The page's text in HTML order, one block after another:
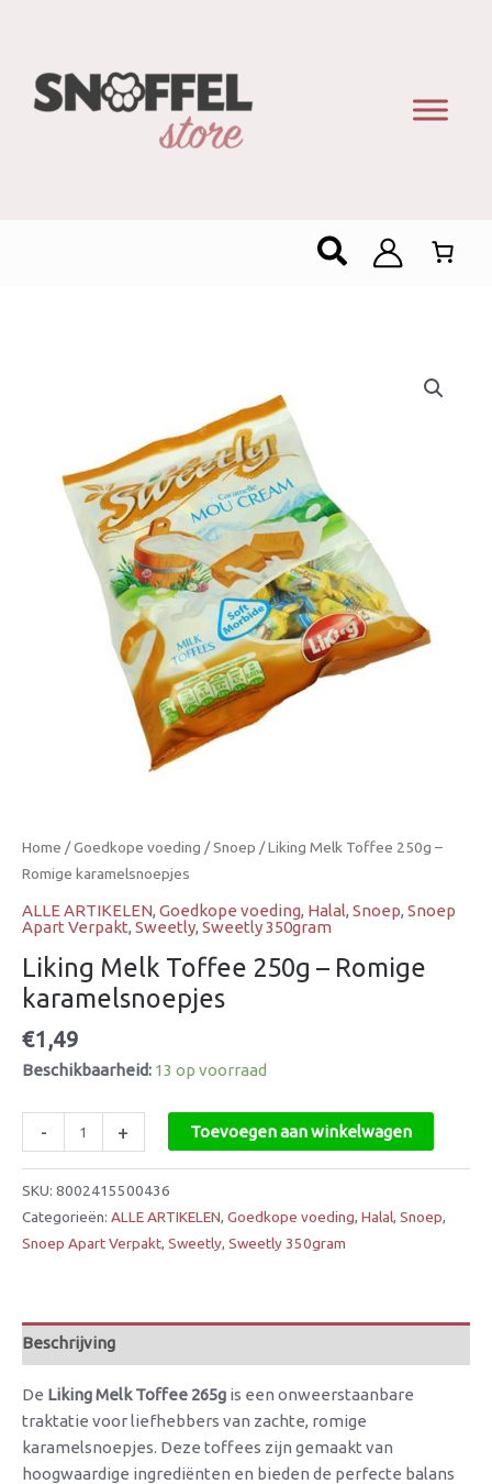
Zoeken
Home /Goedkope voeding /Snoep / Liking Melk Toffee 250g –
Romige karamelsnoepjes
ALLE ARTIKELEN, Goedkope voeding, Halal, Snoep, Snoep
Apart Verpakt, Sweetly, Sweetly 350gram
Liking Melk Toffee 250g – Romige
karamelsnoepjes
€1,49
Beschikbaarheid: 13 op voorraad
-
Romige
karamelsnoepjes
+ Toevoegen aan winkelwagen
SKU: 8002415500436
Categorieën: ALLE ARTIKELEN, Goedkope voeding, Halal, Snoep,
Snoep Apart Verpakt, Sweetly, Sweetly 350gram
Beschrijving
De Liking Melk Toffee 265g is een onweerstaanbare
traktatie voor liefhebbers van zachte, romige
karamelsnoepjes. Deze toffees zijn gemaakt van
hoogwaardige ingrediënten en bieden de perfecte balans